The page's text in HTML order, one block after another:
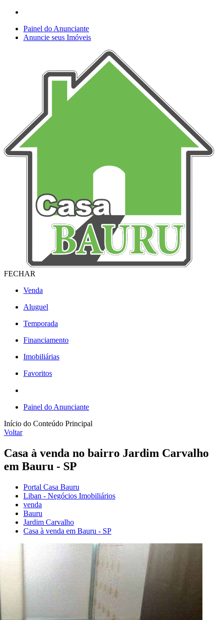
Painel do Anunciante
Anuncie seus Imóveis
FECHAR
Venda
Aluguel
Temporada
Financiamento
Imobiliárias
Favoritos
Painel do Anunciante
Início do Conteúdo Principal
Voltar
Casa à venda no bairro Jardim Carvalho
em Bauru - SP
Portal Casa Bauru
Liban - Negócios Imobiliários
venda
Bauru
Jardim Carvalho
Casa à venda em Bauru - SP